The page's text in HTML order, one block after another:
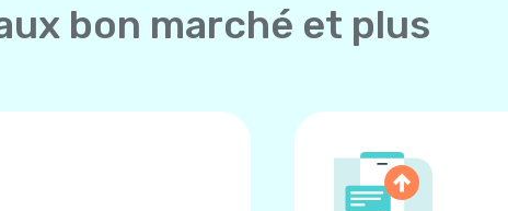
bon marché et plus